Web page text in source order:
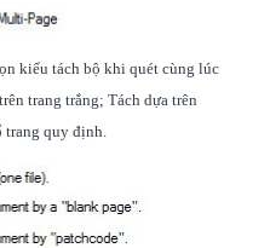
kiểu tách bộ khi quét cùng lúc
trang trắng; Tách dựa trên
trang quy định.